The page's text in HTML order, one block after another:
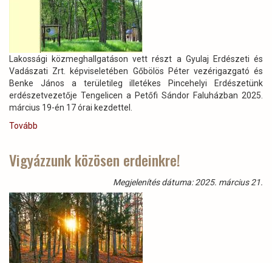
Lakossági közmeghallgatáson vett részt a Gyulaj Erdészeti és
Vadászati Zrt. képviseletében Gőbölös Péter vezérigazgató és
Benke János a területileg illetékes Pincehelyi Erdészetünk
erdészetvezetője Tengelicen a Petőfi Sándor Faluházban 2025.
március 19-én 17 órai kezdettel.
Tovább
Vigyázzunk közösen erdeinkre!
Megjelenítés dátuma: 2025. március 21.